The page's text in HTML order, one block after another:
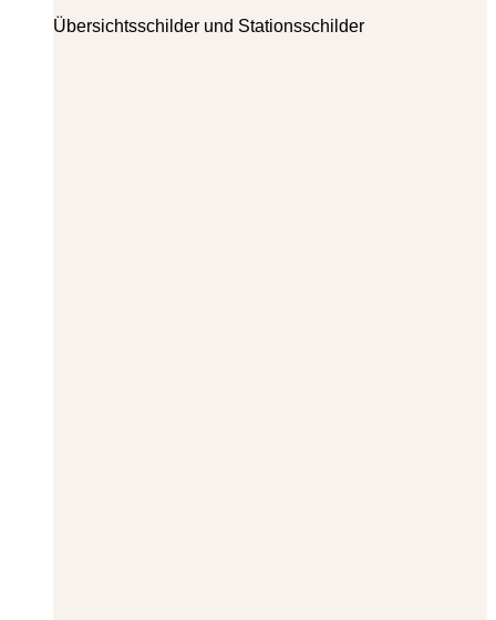
Übersichtsschilder und Stationsschilder